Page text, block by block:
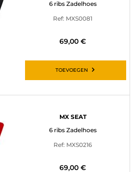
6 ribs Zadelhoes
Ref: MXS0081
69,00 €
TOEVOEGEN
MX SEAT
6 ribs Zadelhoes
Ref: MXS0216
69,00 €